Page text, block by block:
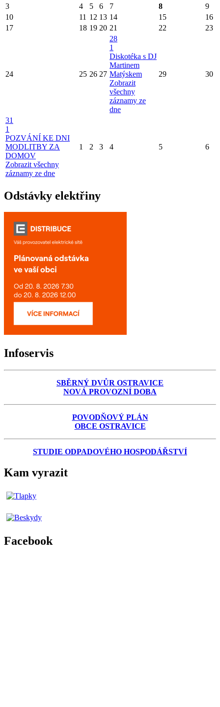
3 4 5 6 7 8
9
10
11 12 13 14 15
16
17
18 19 20 21 22 23
24 25 26 27
28
1
Diskotéka s DJ
Martinem
Matýskem
Zobrazit
všechny
záznamy ze
dne
29 30
31
1
POZVÁNÍ KE DNI
MODLITBY ZA
DOMOV
Zobrazit všechny
záznamy ze dne
1 2 3 4 5 6
Odstávky elektřiny
Infoservis
SBĚRNÝ DVŮR OSTRAVICE
NOVÁ PROVOZNÍ DOBA
POVODŇOVÝ PLÁN
OBCE OSTRAVICE
STUDIE ODPADOVÉHO HOSPODÁŘSTVÍ
Kam vyrazit
Facebook